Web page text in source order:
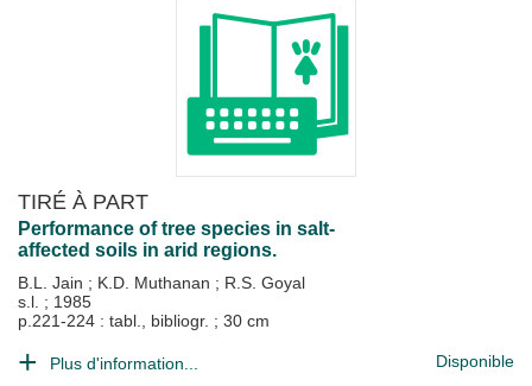
TIRÉ À PART
Performance of tree species in salt-
affected soils in arid regions.
B.L. Jain ; K.D. Muthanan ; R.S. Goyal
s.l. ; 1985
p.221-224 : tabl., bibliogr. ; 30 cm
Plus d'information... Disponible